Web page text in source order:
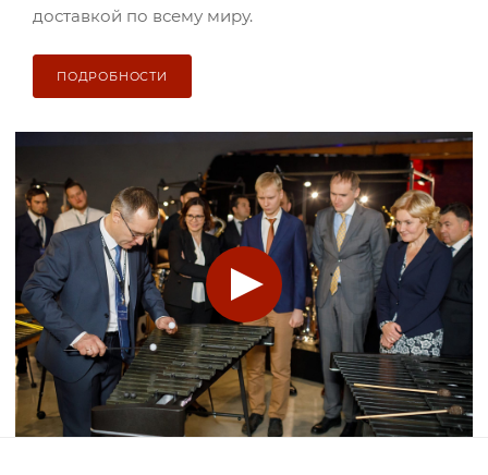
доставкой по всему миру.
ПОДРОБНОСТИ